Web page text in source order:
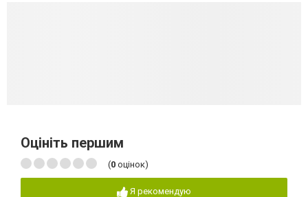
Оцініть першим
(0 оцінок)
Я рекомендую